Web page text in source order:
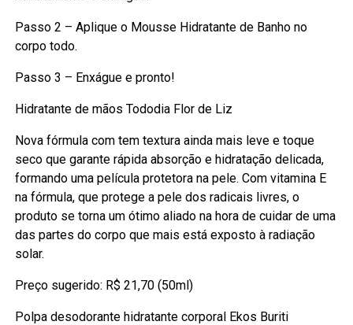
Passo 2 – Aplique o Mousse Hidratante de Banho no
corpo todo.
Passo 3 – Enxágue e pronto!
Hidratante de mãos Tododia Flor de Liz
Nova fórmula com tem textura ainda mais leve e toque
seco que garante rápida absorção e hidratação delicada,
formando uma película protetora na pele. Com vitamina E
na fórmula, que protege a pele dos radicais livres, o
produto se torna um ótimo aliado na hora de cuidar de uma
das partes do corpo que mais está exposto à radiação
solar.
Preço sugerido: R$ 21,70 (50ml)
Polpa desodorante hidratante corporal Ekos Buriti